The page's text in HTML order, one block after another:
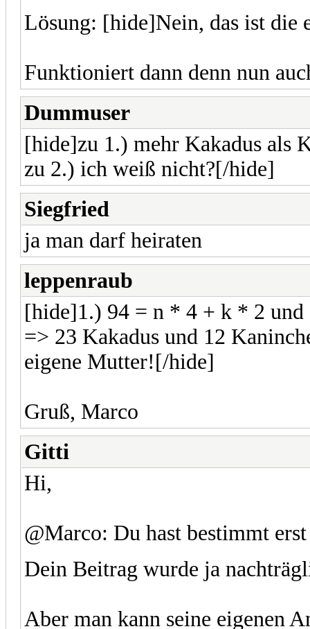
Lösung: [hide]Nein, das ist die
Funktioniert dann denn nun
Dummuser
[hide]zu 1.) mehr Kakadus als
zu 2.) ich weiß nicht?[/hide]
Siegfried
ja man darf heiraten
leppenraub
[hide]1.) 94 = n * 4 + k * 2
=> 23 Kakadus und 12
eigene Mutter![/hide]
Gruß, Marco
Gitti
Hi,
@Marco: Du hast bestimmt
Dein Beitrag wurde ja
Aber man kann seine eigenen